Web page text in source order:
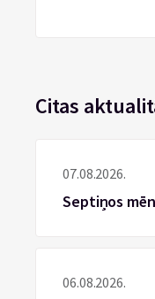
Citas
07.08.2026.
Septiņos
06.08.2026.